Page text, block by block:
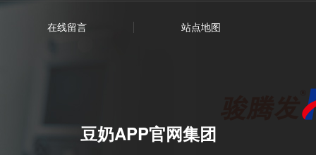
在线留言 站点地图
豆奶APP官网集团